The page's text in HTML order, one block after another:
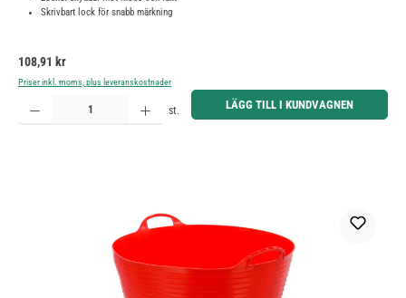
Skrivbart lock för snabb märkning
Ordinarie pris:
108,91 kr
Priser inkl. moms, plus leveranskostnader
Produktkvantitet: Ange önskat belopp eller använd knapparna för att öka eller minska kvantiteten.
st. LÄGG TILL I KUNDVAGNEN